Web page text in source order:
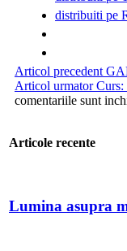
distribuiti pe
Articol precedent
Articol urmatorCurs:
comentariile sunt
Articole recente
Lumina asupra